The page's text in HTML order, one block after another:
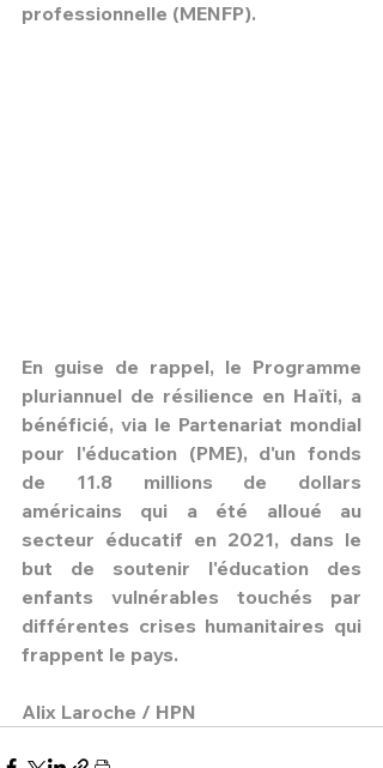
professionnelle (MENFP).
En guise de rappel, le Programme
pluriannuel de résilience en Haïti, a
bénéficié, via le Partenariat mondial
pour l'éducation (PME), d'un fonds
de 11.8 millions de dollars
américains qui a été alloué au
secteur éducatif en 2021, dans le
but de soutenir l'éducation des
enfants vulnérables touchés par
différentes crises humanitaires qui
frappent le pays.
Alix Laroche / HPN